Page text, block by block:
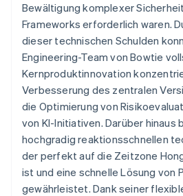
Bewältigung komplexer
Frameworks erforderlich waren.
dieser technischen Schulden
Engineering-Team von Bowtie
Kernproduktinnovation
Verbesserung des zentralen
die Optimierung von
von KI-Initiativen. Darüber hinaus
hochgradig reaktionsschnellen
der perfekt auf die Zeitzone
ist und eine schnelle Lösung von
gewährleistet. Dank seiner